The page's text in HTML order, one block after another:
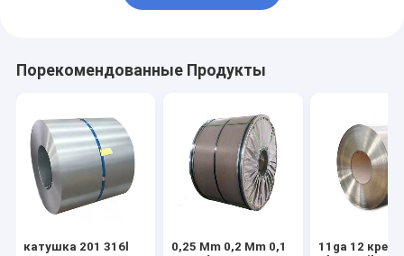
Порекомендованные Продукты
катушка 201 316l
0,25 Mm 0,2 Mm 0,1
11ga 12 крен